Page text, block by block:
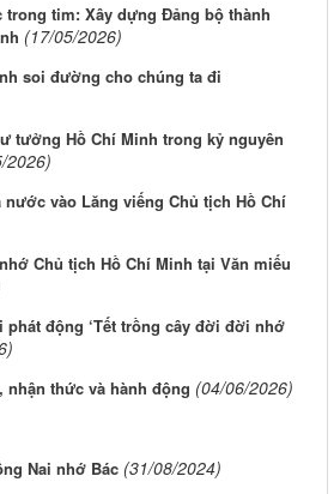
trong tim: Xây dựng Đảng bộ thành
(17/05/2026)
soi đường cho chúng ta đi
tưởng Hồ Chí Minh trong kỷ nguyên
2026)
nước vào Lăng viếng Chủ tịch Hồ Chí
Chủ tịch Hồ Chí Minh tại Văn miếu
phát động ‘Tết trồng cây đời đời nhớ
nhận thức và hành động (04/06/2026)
Nai nhớ Bác (31/08/2024)